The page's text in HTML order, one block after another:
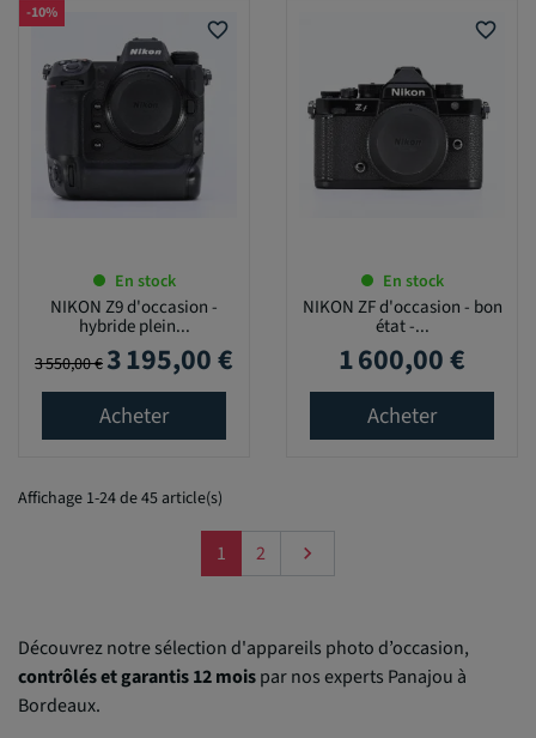
favorite_border
En stock
NIKON Z9 d'occasion -
hybride plein...
Prix de base
3 550,00 € Prix
3 195,00 €
Acheter
-10%
favorite_border
En stock
NIKON ZF d'occasion - bon
état -...
Prix
1 600,00 €
Acheter
Affichage 1-24 de 45 article(s)
1 2 Suivant

Découvrez notre sélection d'appareils photo d’occasion,
contrôlés et garantis 12 moispar nos experts Panajou à
Bordeaux.